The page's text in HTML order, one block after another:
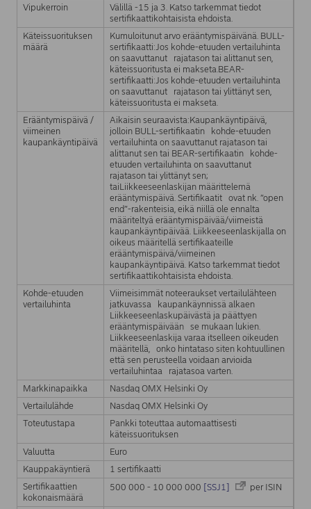
Vipukerroin
Välillä -15 ja 3. Katso tarkemmat tiedot
sertifikaattikohtaisista ehdoista.
Käteissuorituksen
määrä
Kumuloitunut arvo erääntymispäivänä. BULL-
sertifikaatti:Jos kohde-etuuden vertailuhinta
on saavuttanut rajatason tai alittanut sen,
käteissuoritusta ei makseta.BEAR-
sertifikaatti:Jos kohde-etuuden vertailuhinta
on saavuttanut rajatason tai ylittänyt sen,
käteissuoritusta ei makseta.
Erääntymispäivä /
viimeinen
kaupankäyntipäivä
Aikaisin seuraavista:Kaupankäyntipäivä,
jolloin BULL-sertifikaatin kohde-etuuden
vertailuhinta on saavuttanut rajatason tai
alittanut sen tai BEAR-sertifikaatin kohde-
etuuden vertailuhinta on saavuttanut
rajatason tai ylittänyt sen;
taiLiikkeeseenlaskijan määrittelemä
erääntymispäivä. Sertifikaatit ovat nk. ”open
end”-rakenteisia, eikä niillä ole ennalta
määriteltyä erääntymispäivää/viimeistä
kaupankäyntipäivää. Liikkeeseenlaskijalla on
oikeus määritellä sertifikaateille
erääntymispäivä/viimeinen
kaupankäyntipäivä. Katso tarkemmat tiedot
sertifikaattikohtaisista ehdoista.
Kohde-etuuden
vertailuhinta
Viimeisimmät noteeraukset vertailulähteen
jatkuvassa kaupankäynnissä alkaen
Liikkeeseenlaskupäivästä ja päättyen
erääntymispäivään se mukaan lukien.
Liikkeeseenlaskija varaa itselleen oikeuden
määritellä, onko hintataso siten kohtuullinen
että sen perusteella voidaan arvioida
vertailuhintaa rajatasoa varten.
Markkinapaikka
Nasdaq OMX Helsinki Oy
Vertailulähde
Nasdaq OMX Helsinki Oy
Toteutustapa
Pankki toteuttaa automaattisesti
käteissuorituksen
Valuutta
Euro
Kauppakäyntierä
1 sertifikaatti
Sertifikaattien
kokonaismäärä
500 000 - 10 000 000 [SSJ1] per ISIN